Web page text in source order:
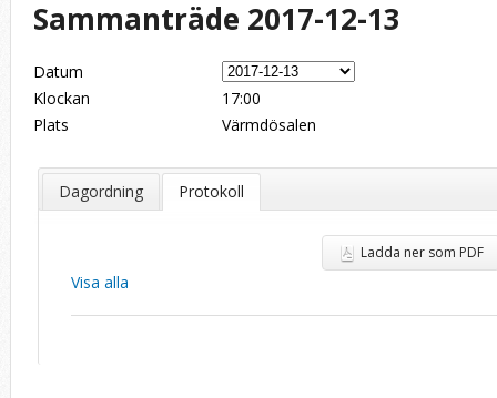
Sammanträde 2017-12-13
Datum
Klockan
17:00
Plats
Värmdösalen
Dagordning Protokoll
Ladda ner som PDF
Visa alla